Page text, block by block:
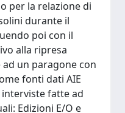
per la relazione di
durante il
poi con il
alla ripresa
un paragone con
fonti dati AIE
fatte ad
Edizioni E/O e